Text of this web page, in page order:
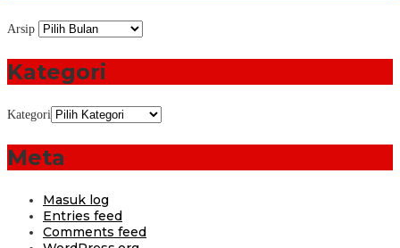
Arsip
Kategori
Kategori
Meta
Masuk log
Entries feed
Comments feed